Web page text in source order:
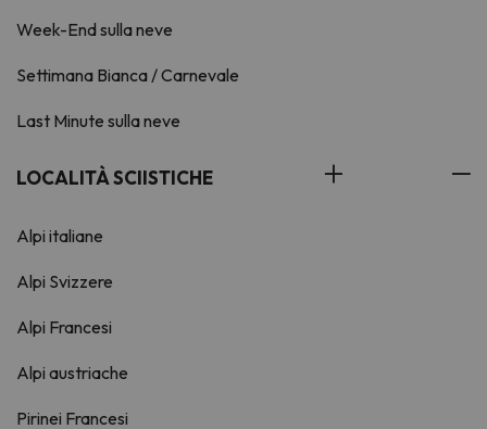
Week-End sulla neve
Settimana Bianca / Carnevale
Last Minute sulla neve
LOCALITÀ SCIISTICHE
Alpi italiane
Alpi Svizzere
Alpi Francesi
Alpi austriache
Pirinei Francesi